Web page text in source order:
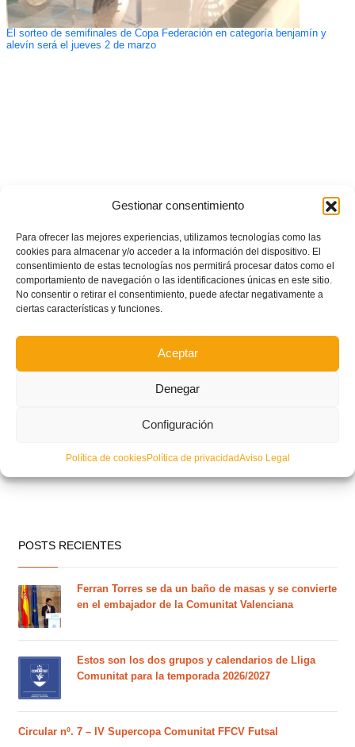
Gestionar consentimiento
Para ofrecer las mejores experiencias, utilizamos tecnologías como las
cookies para almacenar y/o acceder a la información del dispositivo. El
consentimiento de estas tecnologías nos permitirá procesar datos como el
comportamiento de navegación o las identificaciones únicas en este sitio.
No consentir o retirar el consentimiento, puede afectar negativamente a
ciertas características y funciones.
Aceptar
Denegar
Configuración
Política de cookiesPolítica de privacidadAviso Legal
El sorteo de semifinales de Copa Federación en categoría benjamín y
alevín será el jueves 2 de marzo
POSTS RECIENTES
Ferran Torres se da un baño de masas y se convierte
en el embajador de la Comunitat Valenciana
Estos son los dos grupos y calendarios de Lliga
Comunitat para la temporada 2026/2027
Circular nº. 7 – IV Supercopa Comunitat FFCV Futsal